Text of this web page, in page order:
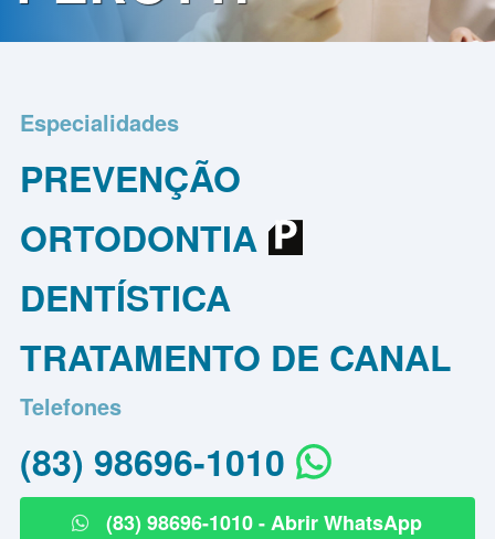
de
Privacidade
Especialidades
PREVENÇÃO
ORTODONTIA
DENTÍSTICA
TRATAMENTO DE CANAL
Telefones
(83) 98696-1010
(83) 98696-1010 - Abrir WhatsApp